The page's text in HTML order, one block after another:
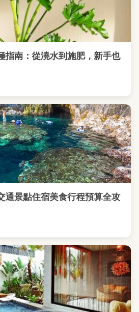
指南：從澆水到施肥，新手也
通景點住宿美食行程預算全攻